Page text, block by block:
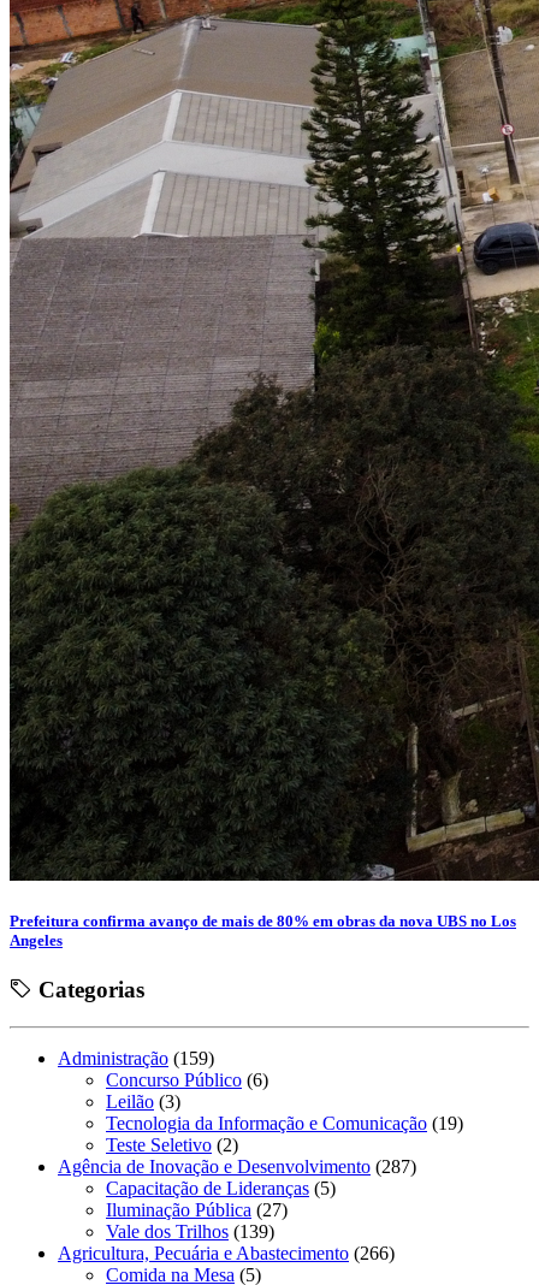
Prefeitura confirma avanço de mais de 80% em obras da nova UBS no Los
Angeles
Categorias
Administração (159)
Concurso Público (6)
Leilão (3)
Tecnologia da Informação e Comunicação (19)
Teste Seletivo (2)
Agência de Inovação e Desenvolvimento (287)
Capacitação de Lideranças (5)
Iluminação Pública (27)
Vale dos Trilhos (139)
Agricultura, Pecuária e Abastecimento (266)
Comida na Mesa (5)